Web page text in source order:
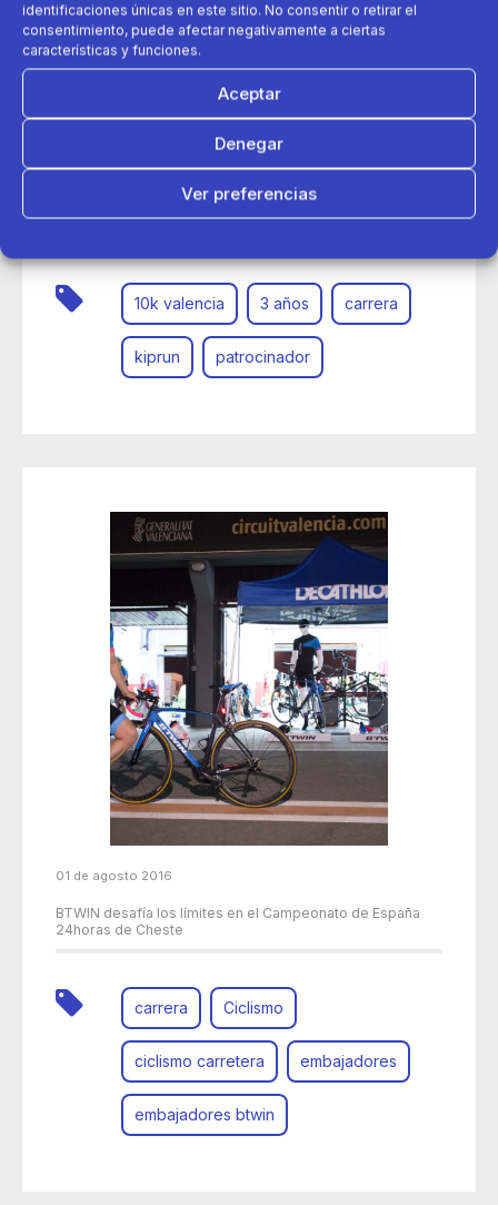
identificaciones únicas en este sitio. No consentir o retirar el
consentimiento, puede afectar negativamente a ciertas
características y funciones.
Aceptar
Denegar
Ver preferencias
03 de abril 2024
KIPRUN se convierte en el patrocinador oficial de la
10k valencia 3 años carrera
kiprun patrocinador
01 de agosto 2016
BTWIN desafía los límites en el Campeonato de España
24horas de Cheste
carrera Ciclismo
ciclismo carretera embajadores
embajadores btwin